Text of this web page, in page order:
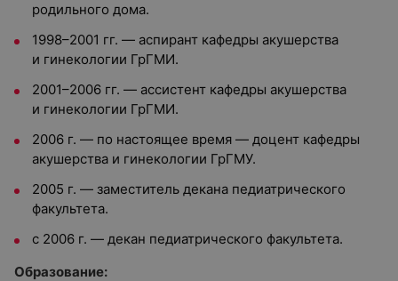
родильного дома.
1998–2001 гг. — аспирант кафедры акушерства
и гинекологии ГрГМИ.
2001–2006 гг. — ассистент кафедры акушерства
и гинекологии ГрГМИ.
2006 г. — по настоящее время — доцент кафедры
акушерства и гинекологии ГрГМУ.
2005 г. — заместитель декана педиатрического
факультета.
с 2006 г. — декан педиатрического факультета.
Образование: